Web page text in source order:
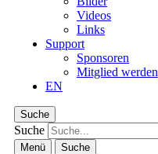
Videos
Links
Support
Sponsoren
Mitglied werden
EN
Suche
Suche
Menü Suche